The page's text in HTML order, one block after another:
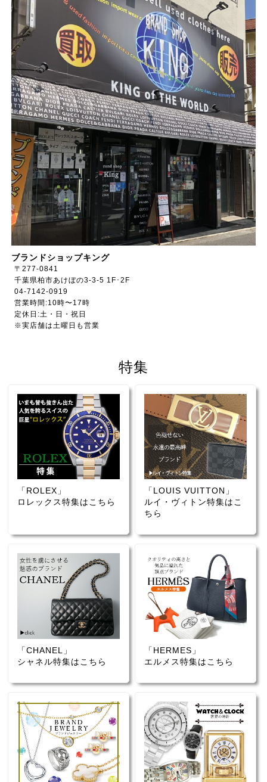
ブランドショップキング
〒277-0841
千葉県柏市あけぼの3-3-5 1F･2F
04-7142-0919
営業時間:10時〜17時
定休日:土・日・祝日
※実店舗は土曜日も営業
特集
「ROLEX」
ロレックス特集はこちら
「LOUIS VUITTON」
ルイ・ヴィトン特集はこ
ちら
「CHANEL」
シャネル特集はこちら
「HERMES」
エルメス特集はこちら